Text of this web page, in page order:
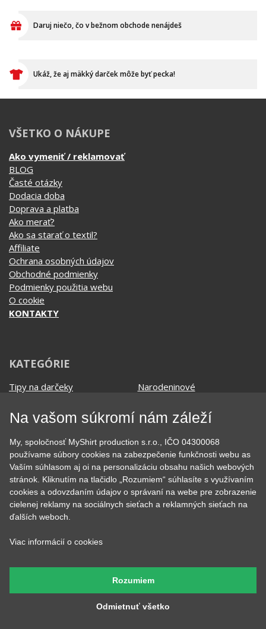
Daruj niečo, čo v bežnom obchode nenájdeš
Ukáž, že aj mäkký darček môže byť pecka!
VŠETKO O NÁKUPE
Ako vymeniť / reklamovať
BLOG
Časté otázky
Dodacia doba
Doprava a platba
Ako merať?
Ako sa starať o textil?
Affiliate
Ochrana osobných údajov
Obchodné podmienky
Podmienky použitia webu
O cookie
KONTAKTY
KATEGÓRIE
Tipy na darčeky
Darčekové poukazy
Auto - Moto
Hrnčeky
Cestovanie
EKG - moje srdce bije
Evolúcia
Film a Seriál
Geek
Hobby
Jedlo, pitie a relax
Láska
Narodeninové
Povolania
Pre kamarátky a kamarátov
Rodinné
Sex
Športy
Školské
Tehotenské tričká
Vianoce a Veľká noc
Na vašom súkromí nám záleží
My, spoločnosť MyShirt production s.r.o., IČO 04300068
používame súbory cookies na zabezpečenie funkčnosti webu as
Vaším súhlasom aj oi na personalizáciu obsahu našich webových
stránok. Kliknutím na tlačidlo „Rozumiem“ súhlasíte s využívaním
cookies a odovzdaním údajov o správaní na webe pre zobrazenie
cielenej reklamy na sociálnych sieťach a reklamných sieťach na
ďalších weboch.
Viac informácií o cookies
Odmietnuť všetko
Rozumiem